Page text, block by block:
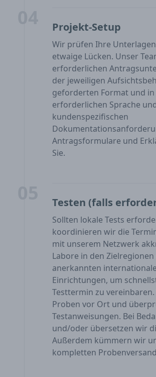
Projekt-Setup
Wir prüfen Ihre
etwaige Lücken. Unser
erforderlichen
der jeweiligen
geforderten Format und
erforderlichen Sprache
kundenspezifischen
Antragsformulare und
Sie.
Testen (falls
Sollten lokale Tests
koordinieren wir die
mit unserem Netzwerk
Labore in den
anerkannten
Einrichtungen, um
Testtermin zu
Proben vor Ort und
Testanweisungen. Bei
und/oder übersetzen wir
Außerdem kümmern wir
kompletten